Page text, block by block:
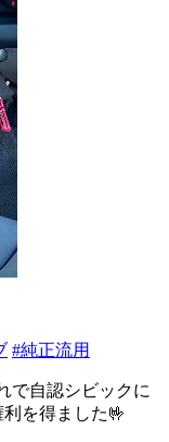
#純正流用
で自認シビックに
を得ました🤟